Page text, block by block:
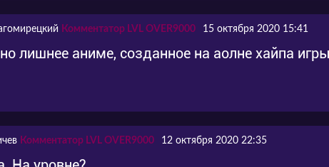
Комментатор LVL OVER9000 15 октября 2020 15:41
лишнее аниме, созданное на аолне хайпа
Комментатор LVL OVER9000 12 октября 2020 22:35